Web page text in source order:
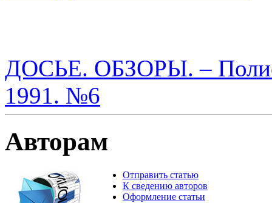
ДОСЬЕ. ОБЗОРЫ. –
1991. №6
Авторам
Отправить статью
К сведению авторов
Оформление статьи